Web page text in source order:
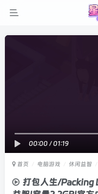
00:00 /01:19
首页 电脑游戏 休闲益智
打包人生/Packing